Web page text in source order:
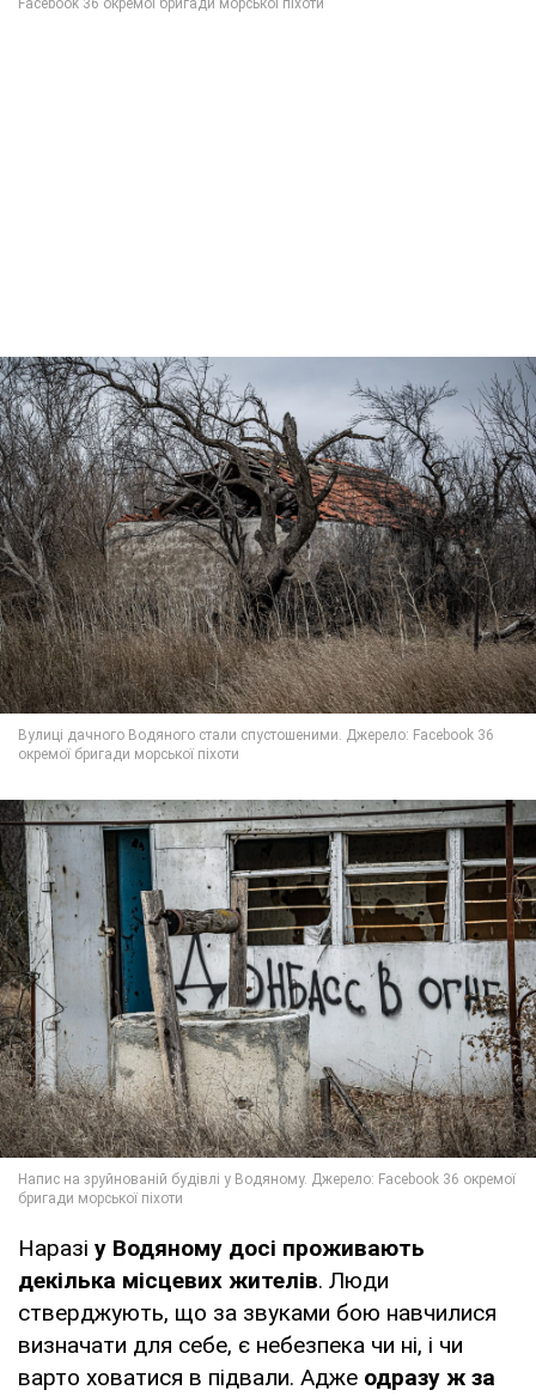
Наразі у Водяному досі проживають
декілька місцевих жителів. Люди
стверджують, що за звуками бою навчилися
визначати для себе, є небезпека чи ні, і чи
варто ховатися в підвали. Адже одразу ж за